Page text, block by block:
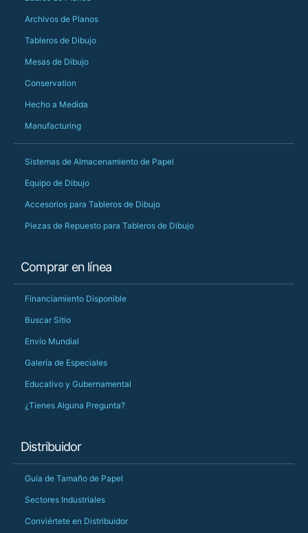
Archivos de Planos
Tableros de Dibujo
Mesas de Dibujo
Conservation
Hecho a Medida
Manufacturing
Sistemas de Almacenamiento de Papel
Equipo de Dibujo
Accesorios para Tableros de Dibujo
Piezas de Repuesto para Tableros de Dibujo
Comprar en línea
Financiamiento Disponible
Buscar Sitio
Envío Mundial
Galería de Especiales
Educativo y Gubernamental
¿Tienes Alguna Pregunta?
Distribuidor
Guía de Tamaño de Papel
Sectores Industriales
Conviértete en Distribuidor